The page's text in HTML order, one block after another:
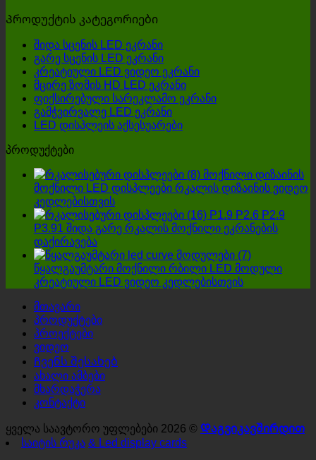
ოთხი
დეტალი
არ
იყოს
Პროდუქტის კატეგორიები
შიდა სცენის LED ეკრანი
გარე სცენის LED ეკრანი
კრეატიული LED ვიდეო ეკრანი
მცირე ზომის HD LED ეკრანი
ფიქსირებული სარეკლამო ეკრანი
გამჭვირვალე LED ეკრანი
LED დისპლეის აქსესუარები
პროდუქტები
მოქნილი დიზაინის
მოქნილი LED დისპლეები რკალის დიზაინის ვიდეო
კედლებისთვის
P1.9 P2.6 P2.9
P3.91 შიდა გარე რკალის მოქნილი ეკრანების
დაქირავება
წყალგაუმტარი მოქნილი რბილი LED მოდული
კრეატიული LED ვიდეო კედლებისთვის
მთავარი
პროდუქტები
პროექტები
ვიდეო
Ჩვენს შესახებ
ახალი ამბები
მხარდაჭერა
კონტაქტი
ყველა საავტორო უფლებები 2026 © Დაგვიკავშირდით
საიტის რუკა & Led display cards